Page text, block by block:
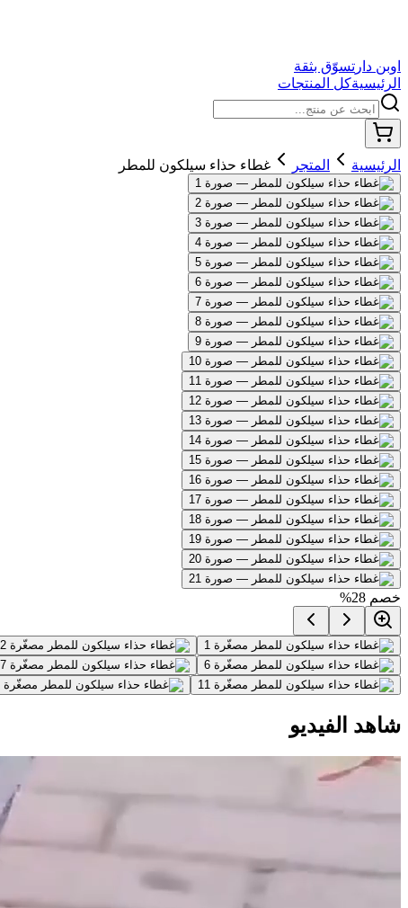
اوبن دار تسوّق بثقة
الرئيسيةكل المنتجات
الرئيسية المتجر غطاء حذاء سيلكون للمطر
خصم 28
%
شاهد الفيديو